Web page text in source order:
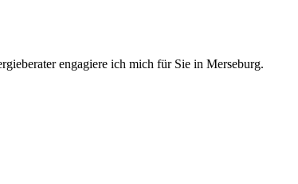
engagiere ich mich für Sie in Merseburg.